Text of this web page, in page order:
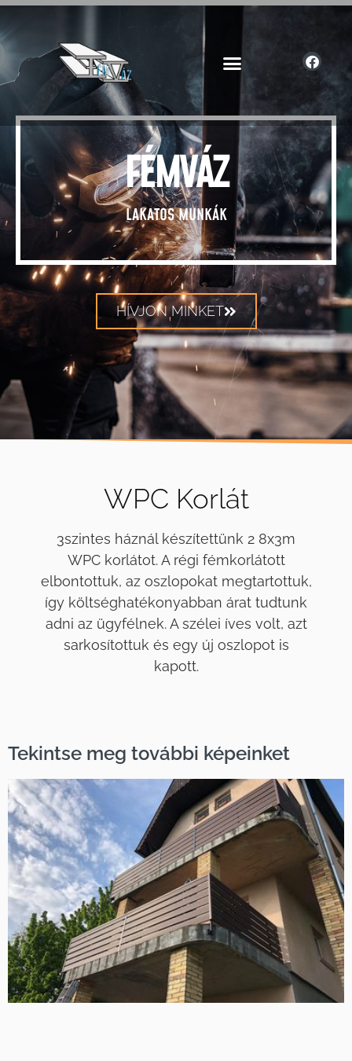
FÉMVÁZ
LAKATOS MUNKÁK
HÍVJON MINKET
WPC Korlát
3szintes háznál készítettünk 2 8x3m
WPC korlátot. A régi fémkorlátott
elbontottuk, az oszlopokat megtartottuk,
így költséghatékonyabban árat tudtunk
adni az ügyfélnek. A szélei íves volt, azt
sarkosítottuk és egy új oszlopot is
kapott.
Tekintse meg további képeinket